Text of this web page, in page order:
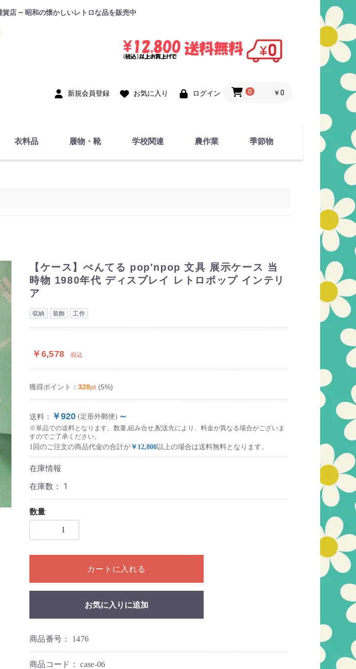
店 — 昭和の懐かしいレトロな品を販売中
新規会員登録 お気に入り ログイン 0 ￥0
衣料品 履物・靴 学校関連 農作業 季節物
【ケース】ぺんてる pop'npop 文具 展示ケース 当
時物 1980年代 ディスプレイ レトロポップ インテリ
ア
収納 装飾 工作
￥6,578 税込
獲得ポイント： 328pt (5%)
送料： ￥920 (定形外郵便) ～
※単品での送料となります。数量,組み合せ,配送先により、料金が異なる場合がございま
すのでご了承ください。
1回のご注文の商品代金の合計が ￥12,800以上の場合は送料無料となります。
在庫情報
在庫数： 1
数量
1個以上の数量を入力してください
カートに入れる
お気に入りに追加
商品番号： 1476
商品コード：case-06